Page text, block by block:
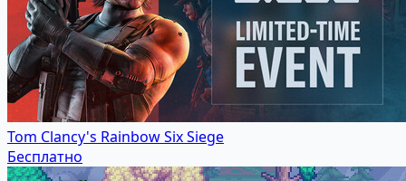
Tom Clancy's Rainbow Six Siege
Бесплатно